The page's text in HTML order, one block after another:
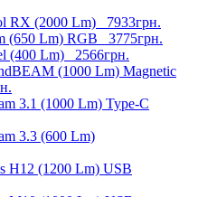
RX (2000 Lm) 7933грн.
(650 Lm) RGB 3775грн.
(400 Lm) 2566грн.
(1000 Lm) Magnetic
3.1 (1000 Lm) Type-C
3.3 (600 Lm)
H12 (1200 Lm) USB